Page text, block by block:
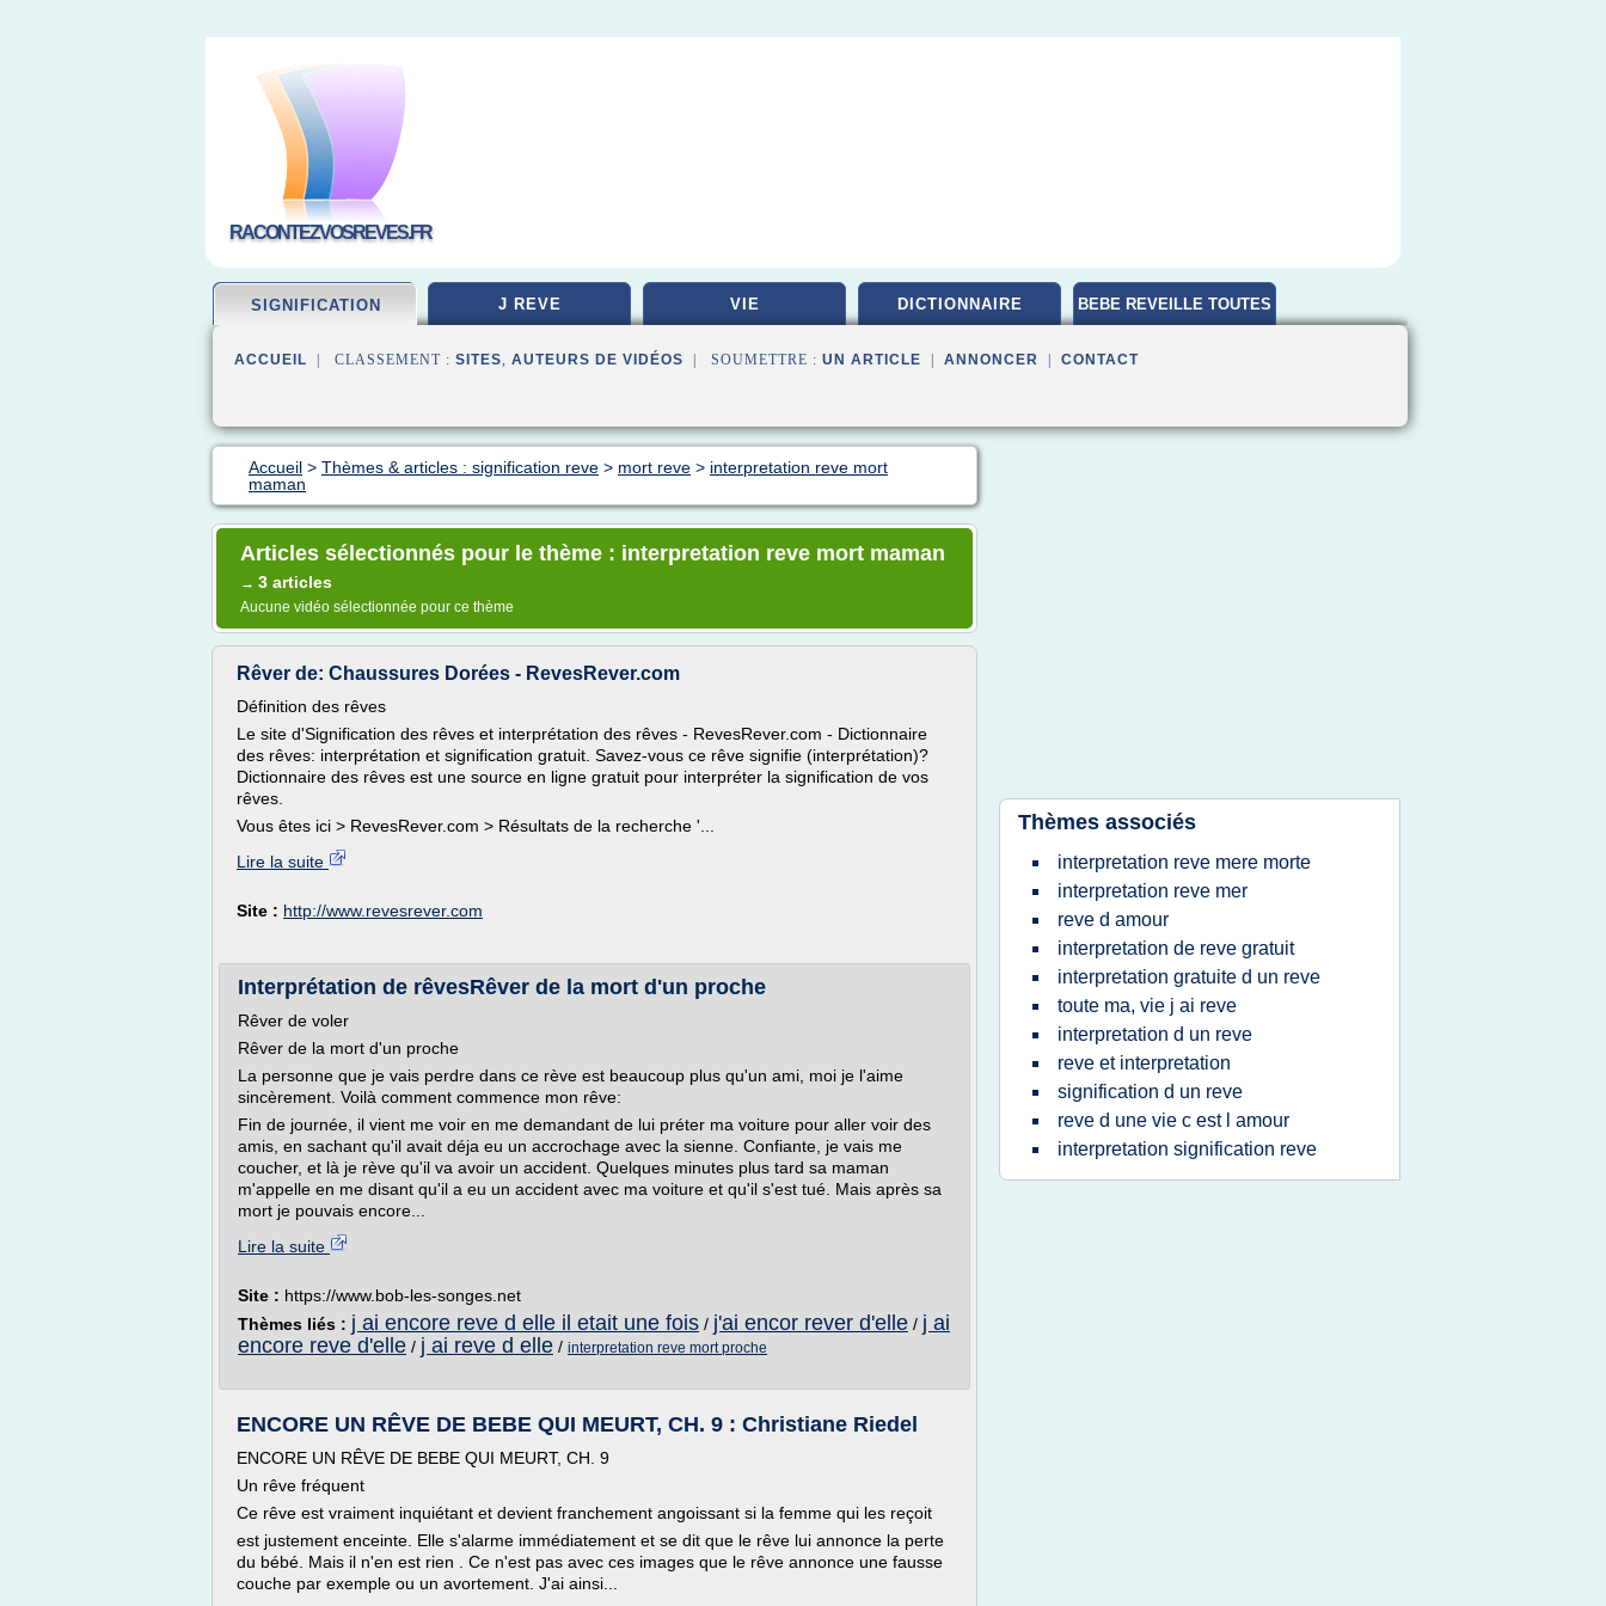
RACONTEZVOSREVES.FR
SIGNIFICATION J REVE VIE DICTIONNAIRE BEBE REVEILLE TOUTES
ACCUEIL | CLASSEMENT : SITES, AUTEURS DE VIDÉOS | SOUMETTRE : UN ARTICLE ANNONCER CONTACT
Accueil > Thèmes & articles : signification reve > mort reve > interpretation reve mort
maman
Articles sélectionnés pour le thème : interpretation reve mort maman
→ 3 articles
Aucune vidéo sélectionnée pour ce thème
Rêver de: Chaussures Dorées - RevesRever.com
Définition des rêves
Le site d'Signification des rêves et interprétation des rêves - RevesRever.com - Dictionnaire
des rêves: interprétation et signification gratuit. Savez-vous ce rêve signifie (interprétation)?
Dictionnaire des rêves est une source en ligne gratuit pour interpréter la signification de vos
rêves.
Vous êtes ici > RevesRever.com > Résultats de la recherche '...
Lire la suite
Site : http://www.revesrever.com
Interprétation de rêvesRêver de la mort d'un proche
Rêver de voler
Rêver de la mort d'un proche
La personne que je vais perdre dans ce rève est beaucoup plus qu'un ami, moi je l'aime
sincèrement. Voilà comment commence mon rêve:
Fin de journée, il vient me voir en me demandant de lui préter ma voiture pour aller voir des
amis, en sachant qu'il avait déja eu un accrochage avec la sienne. Confiante, je vais me
coucher, et là je rève qu'il va avoir un accident. Quelques minutes plus tard sa maman
m'appelle en me disant qu'il a eu un accident avec ma voiture et qu'il s'est tué. Mais après sa
mort je pouvais encore...
Lire la suite
Site : https://www.bob-les-songes.net
Thèmes liés : j ai encore reve d elle il etait une fois / j'ai encor rever d'elle / j ai
encore reve d'elle / j ai reve d elle / interpretation reve mort proche
ENCORE UN RÊVE DE BEBE QUI MEURT, CH. 9 : Christiane Riedel
ENCORE UN RÊVE DE BEBE QUI MEURT, CH. 9
Un rêve fréquent
Ce rêve est vraiment inquiétant et devient franchement angoissant si la femme qui les reçoit
est justement enceinte. Elle s'alarme immédiatement et se dit que le rêve lui annonce la perte
du bébé. Mais il n'en est rien . Ce n'est pas avec ces images que le rêve annonce une fausse
couche par exemple ou un avortement. J'ai ainsi...
Thèmes associés
interpretation reve mere morte
interpretation reve mer
reve d amour
interpretation de reve gratuit
interpretation gratuite d un reve
toute ma, vie j ai reve
interpretation d un reve
reve et interpretation
signification d un reve
reve d une vie c est l amour
interpretation signification reve